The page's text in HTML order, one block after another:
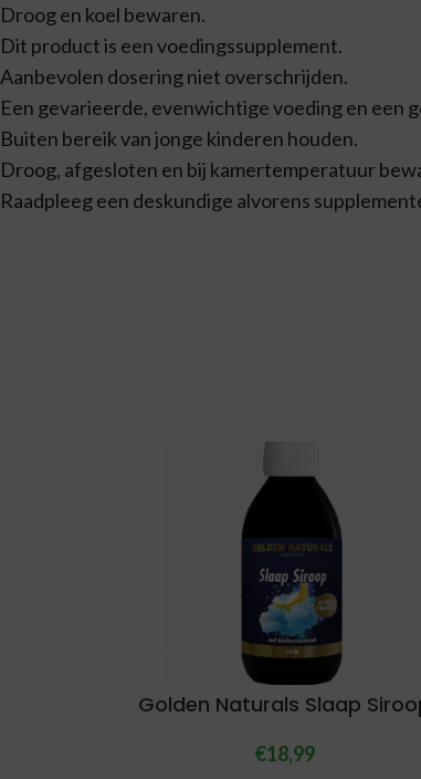
Droog en koel bewaren.
Dit product is een voedingssupplement.
Aanbevolen dosering niet overschrijden.
Een gevarieerde, evenwichtige voeding en een
Buiten bereik van jonge kinderen houden.
Droog, afgesloten en bij kamertemperatuur
Raadpleeg een deskundige alvorens
Golden Naturals Slaap
€18,99